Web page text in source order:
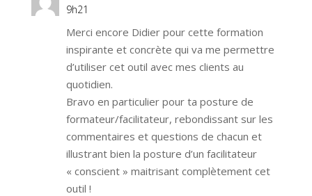
9h21
Merci encore Didier pour cette formation
inspirante et concrète qui va me permettre
d’utiliser cet outil avec mes clients au
quotidien.
Bravo en particulier pour ta posture de
formateur/facilitateur, rebondissant sur les
commentaires et questions de chacun et
illustrant bien la posture d’un facilitateur
« conscient » maitrisant complètement cet
outil !